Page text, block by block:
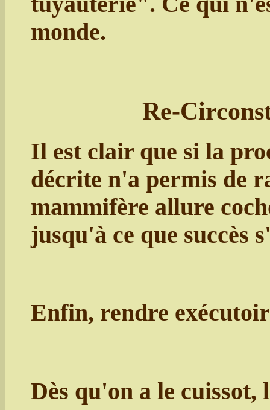
monde.
Re-
Il est clair que si la
décrite n'a permis de
mammifère allure
jusqu'à ce que succès
Enfin, rendre
Dès qu'on a le cuissot,